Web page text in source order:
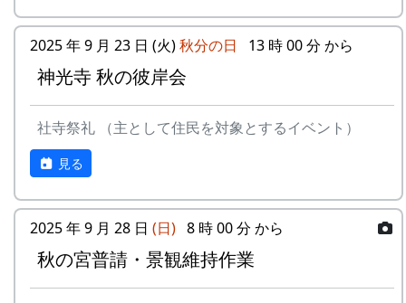
相棒の“うらめしあ”が曲をつけてくれて、兵庫県
のとある棚田コンサート（収穫日に田んぼでライ
ブする企画）でみんなで歌った思い出の楽曲で
す。（ポン四郎）
水と太陽の国で
12 帰郷
なでしこ
13
僕は棚⽥の中にいる
14
静かに時は…
H CORPORATION
15
⽔と太陽の国で
16
収穫の秋に
⽉ーアカリ
17
棚⽥のステージへ アンジェラ
2025 年 9 月 23 日 (火)秋分の日 13 時 00 分 から
神光寺 秋の彼岸会
社寺祭礼 （主として住民を対象とするイベント）
見る
2025 年 9 月 28 日 (日) 8 時 00 分 から
秋の宮普請・景観維持作業